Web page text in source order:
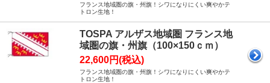
フランス地域圏の旗・州旗！シワになりにくい爽やかテ
トロン生地！
TOSPA アルザス地域圏 フランス地
域圏の旗・州旗（100×150ｃｍ）
22,600円(税込)
フランス地域圏の旗・州旗！シワになりにくい爽やかテ
トロン生地！